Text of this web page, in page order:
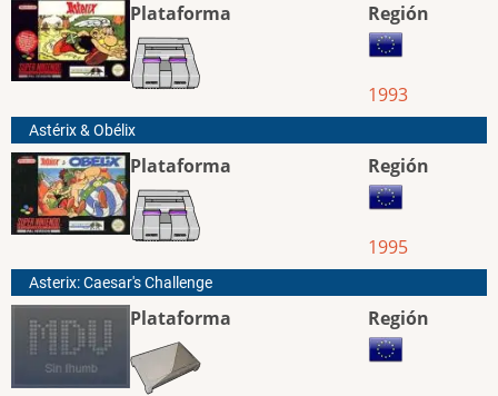
Plataforma Región
1993
Astérix & Obélix
Plataforma Región
1995
Asterix: Caesar's Challenge
Plataforma Región